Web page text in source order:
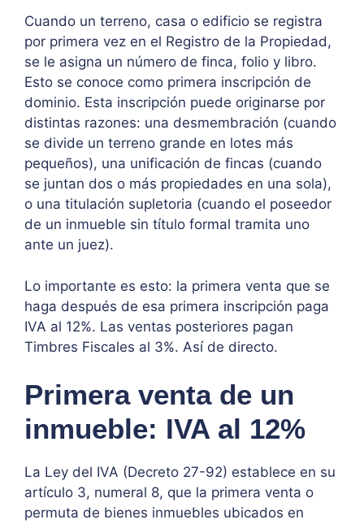
Cuando un terreno, casa o edificio se registra
por primera vez en el Registro de la Propiedad,
se le asigna un número de finca, folio y libro.
Esto se conoce como primera inscripción de
dominio. Esta inscripción puede originarse por
distintas razones: una desmembración (cuando
se divide un terreno grande en lotes más
pequeños), una unificación de fincas (cuando
se juntan dos o más propiedades en una sola),
o una titulación supletoria (cuando el poseedor
de un inmueble sin título formal tramita uno
ante un juez).
Lo importante es esto: la primera venta que se
haga después de esa primera inscripción paga
IVA al 12%. Las ventas posteriores pagan
Timbres Fiscales al 3%. Así de directo.
Primera venta de un
inmueble: IVA al 12%
La Ley del IVA (Decreto 27-92) establece en su
artículo 3, numeral 8, que la primera venta o
permuta de bienes inmuebles ubicados en